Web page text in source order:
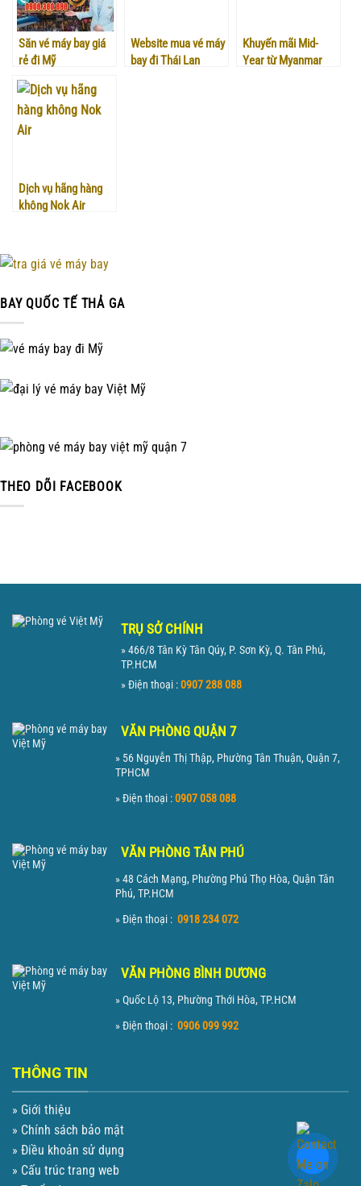
Săn vé máy bay giá
rẻ đi Mỹ
Website mua vé máy
bay đi Thái Lan
Khuyến mãi Mid-
Year từ Myanmar
Dịch vụ hãng hàng
không Nok Air
BAY QUỐC TẾ THẢ GA
THEO DÕI FACEBOOK
TRỤ SỞ CHÍNH
» 466/8 Tân Kỳ Tân Qúy, P. Sơn Kỳ, Q. Tân Phú,
TP.HCM
» Điện thoại :0907 288 088
VĂN PHÒNG QUẬN 7
» 56 Nguyễn Thị Thập, Phường Tân Thuận, Quận 7,
TPHCM
» Điện thoại :0907 058 088
VĂN PHÒNG TÂN PHÚ
» 48 Cách Mạng, Phường Phú Thọ Hòa, Quận Tân
Phú, TP.HCM
» Điện thoại : 0918 234 072
VĂN PHÒNG BÌNH DƯƠNG
» Quốc Lộ 13, Phường Thới Hòa, TP.HCM
» Điện thoại : 0906 099 992
THÔNG TIN
» Giới thiệu
» Chính sách bảo mật
» Điều khoản sử dụng
» Cấu trúc trang web